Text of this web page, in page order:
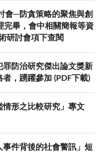
會─防貪策略的聚焦與創
完畢，會中相關簡報等資
研討會項下查閱
罪防治研究傑出論文獎新
，踴躍參加 (PDF下載)
情形之比較研究」專文
事件背後的社會警訊」短